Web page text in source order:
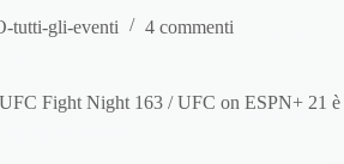
tutti-gli-eventi 4 commenti
Fight Night 163 / UFC on ESPN+ 21